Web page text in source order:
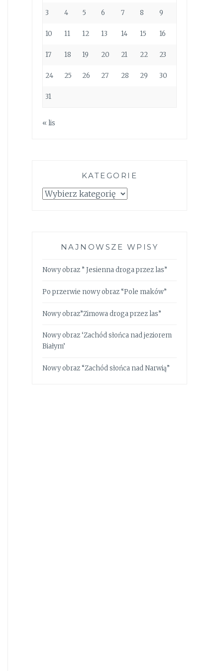
3 4 5 6 7 8 9
10 11 12 13 14 15 16
17 18 19 20 21 22 23
24 25 26 27 28 29 30
31
« lis
KATEGORIE
Kategorie
NAJNOWSZE WPISY
Nowy obraz ” Jesienna droga przez las”
Po przerwie nowy obraz “Pole maków”
Nowy obraz”Zimowa droga przez las”
Nowy obraz ‘Zachód słońca nad jeziorem
Białym’
Nowy obraz “Zachód słońca nad Narwią”